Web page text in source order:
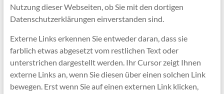
Nutzung dieser Webseiten, ob Sie mit den dortigen
Datenschutzerklärungen einverstanden sind.
Externe Links erkennen Sie entweder daran, dass sie
farblich etwas abgesetzt vom restlichen Text oder
unterstrichen dargestellt werden. Ihr Cursor zeigt Ihnen
externe Links an, wenn Sie diesen über einen solchen Link
bewegen. Erst wenn Sie auf einen externen Link klicken,